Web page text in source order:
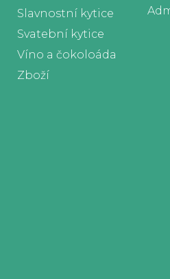
Slavnostní kytice
Svatební kytice
Víno a čokoloáda
Zboží